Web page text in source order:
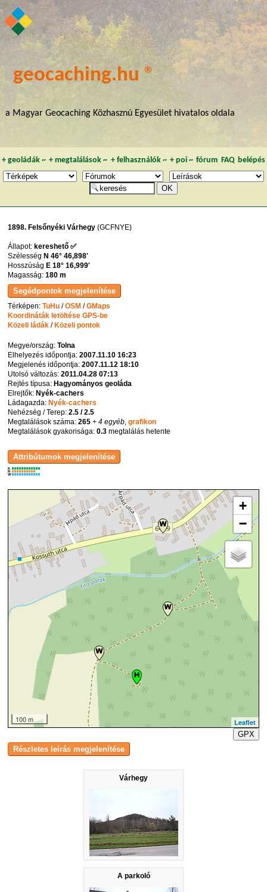
geocaching.hu ®
a Magyar Geocaching Közhasznú Egyesület hivatalos oldala
+ geoládák~ +megtalálások ~ + felhasználók~ + poi~ fórum FAQ belépés
1898. Felsőnyéki Várhegy (GCFNYE)
Várhegy
A parkoló
Állapot: kereshető ✅
Szélesség N 46° 46,898'
Hosszúság E 18° 16,999'
Magasság:180 m
Térképen:TuHu /OSM /GMaps
Koordináták letöltése GPS-be
Közeli ládák /Közeli pontok
Megye/ország:Tolna
Elhelyezés időpontja:2007.11.10 16:23
Megjelenés időpontja:2007.11.12 18:10
Utolsó változás:2011.04.28 07:13
Rejtés típusa:Hagyományos geoláda
Elrejtők:Nyék-cachers
Ládagazda:Nyék-cachers
Nehézség / Terep:2.5 / 2.5
Megtalálások száma:265 + 4 egyéb ,grafikon
Megtalálások gyakorisága:0.3 megtalálás hetente
K
R
W
+
−
100 m
Leaflet
GPX